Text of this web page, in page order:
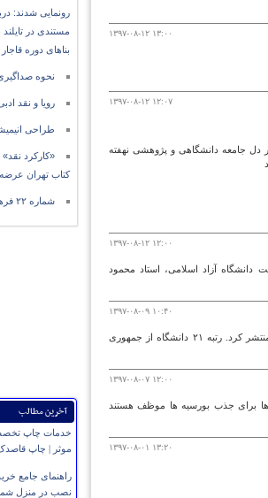
رونمایی شدند:
مستندی در
بناهای دوره
نحوه
رویا و نقد
طراحی
«کارکرد نقد»
کتاب تهران
شماره ۲۲ فرهنگ امروز منتشر شد
آخرین مطالب
خدمات چاپ
موثر | چاپ
راهنمای جامع
نصب در منزل
۱۳۹۷-۰۸-۱۲ ۱۳:۰۰
۱۳۹۷-۰۸-۱۲ ۱۲:۰۷
دل جامعه دانشگاهی و پژوهشی نهفته
۱۳۹۷-۰۸-۱۲ ۱۲:۰۰
آزاد اسلامی، استاد محمود
۱۳۹۷-۰۸-۰۹ ۱۰:۴۰
یو اس نیوز نتایج رتبه بندی دانشگاه های جهان در سال ۲۰۱۹ را بر اساس داده های کلاریویت انالیتیکس منتشر کرد. رتبه ۲۱ دانشگاه از جمهوری
۱۳۹۷-۰۸-۰۷ ۱۲:۰۰
برای جذب بورسیه ها موظف هستند
۱۳۹۷-۰۸-۰۱ ۱۳:۲۰